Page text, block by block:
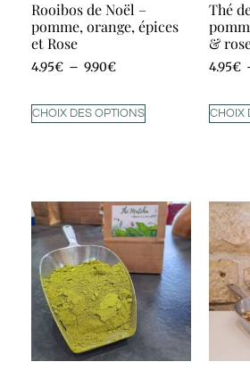
Rooibos de Noël –
pomme, orange, épices
et Rose
4.95€ – 9.90€
CHOIX DES OPTIONS
Thé
&
4.95€
CHOIX